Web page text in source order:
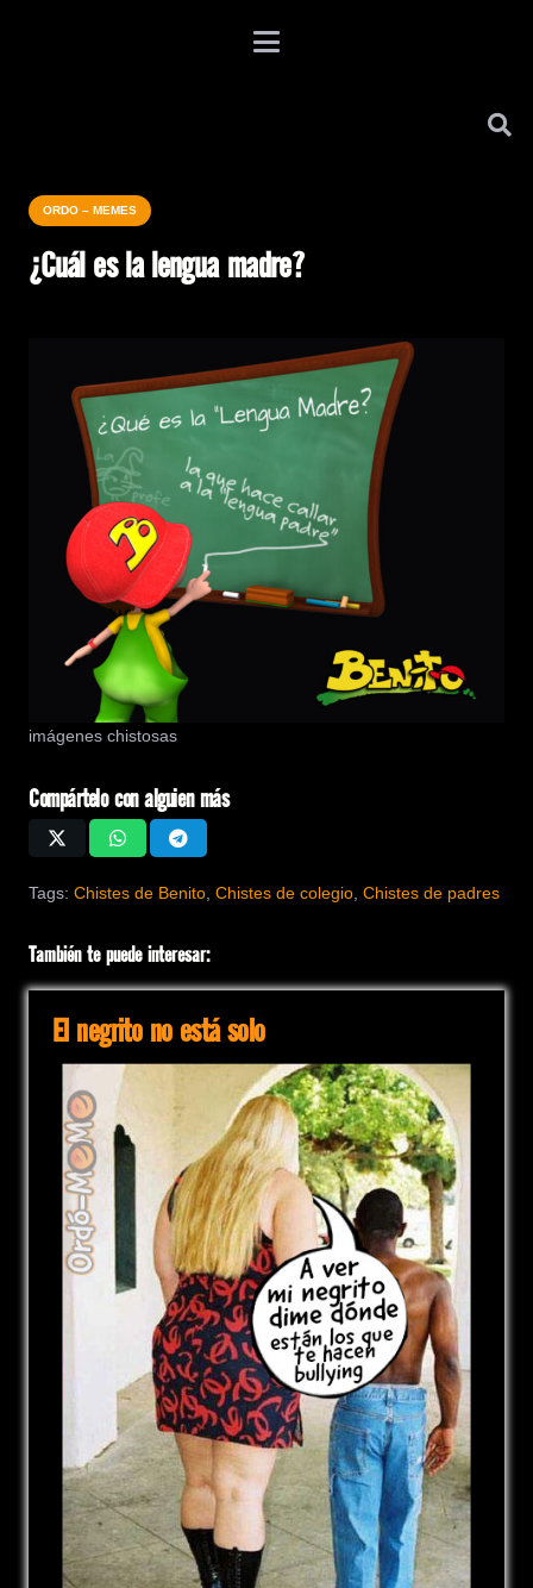
ORDO – MEMES
¿Cuál es la lengua madre?
imágenes chistosas
Compártelo con alguien más
Tags: Chistes de Benito Chistes de colegio Chistes de padres
También te puede interesar:
El negrito no está solo